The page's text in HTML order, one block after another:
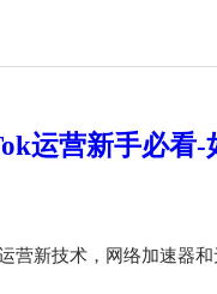
运营新手必看-
营新技术，网络加速器和